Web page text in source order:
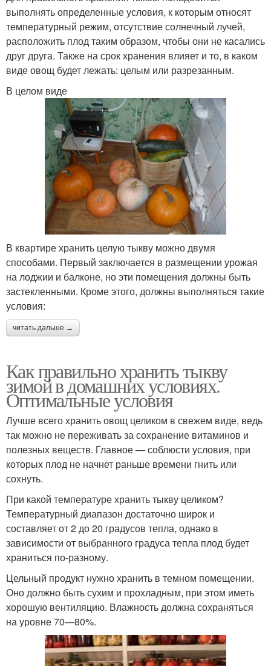
выполнять определенные условия, к которым относят
температурный режим, отсутствие солнечный лучей,
расположить плод таким образом, чтобы они не касались
друг друга. Также на срок хранения влияет и то, в каком
виде овощ будет лежать: целым или разрезанным.
В целом виде
В квартире хранить целую тыкву можно двумя
способами. Первый заключается в размещении урожая
на лоджии и балконе, но эти помещения должны быть
застекленными. Кроме этого, должны выполняться такие
условия:
читать дальше →
Как правильно хранить тыкву
зимой в домашних условиях.
Оптимальные условия
Лучше всего хранить овощ целиком в свежем виде, ведь
так можно не переживать за сохранение витаминов и
полезных веществ. Главное — соблюсти условия, при
которых плод не начнет раньше времени гнить или
сохнуть.
При какой температуре хранить тыкву целиком?
Температурный диапазон достаточно широк и
составляет от 2 до 20 градусов тепла, однако в
зависимости от выбранного градуса тепла плод будет
храниться по-разному.
Цельный продукт нужно хранить в темном помещении.
Оно должно быть сухим и прохладным, при этом иметь
хорошую вентиляцию. Влажность должна сохраняться
на уровне 70—80%.